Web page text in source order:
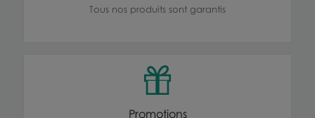
Tous nos produits sont garantis
Promotions